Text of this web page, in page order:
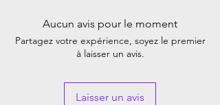
Aucun avis pour le moment
Partagez votre expérience, soyez le premier
à laisser un avis.
Laisser un avis